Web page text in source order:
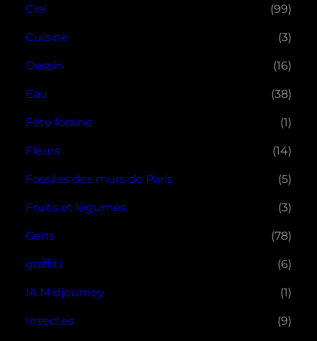
Ciel (99)
Cuisine (3)
Dessin (16)
Eau (38)
Fête foraine (1)
Fleurs (14)
Fossiles des murs de Paris (5)
Fruits et légumes (3)
Gens (78)
graffiti (6)
IA Midjourney (1)
Insectes (9)